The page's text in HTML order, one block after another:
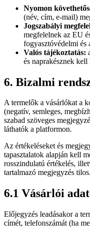
Nyomon
(név, cím, e-mail)
Jogszabályi
megfelelnek az EU
fogyasztóvédelmi és
Valós tájékoztatás:
és naprakésznek
6. Bizalmi
A termelők a vásárlókat a
(negatív, semleges,
szabad szöveges
láthatók a platformon.
Az értékeléseket és
tapasztalatok alapján kell
rosszindulatú értékelés,
tartalmazó megjegyzés tilos.
6.1 Vásárlói
Előjegyzés leadásakor a
címét, telefonszámát (ha